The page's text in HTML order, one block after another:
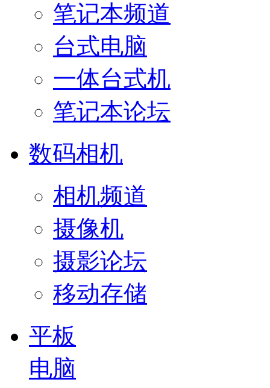
笔记本频道
台式电脑
一体台式机
笔记本论坛
数码相机
相机频道
摄像机
摄影论坛
移动存储
平板
电脑